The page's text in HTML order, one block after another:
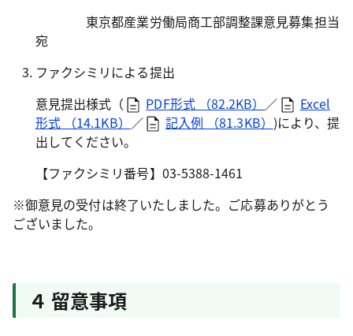
東京都産業労働局商工部調整課意見募集担当
宛
ファクシミリによる提出
意見提出様式（
PDF形式 （82.2KB） ／
Excel
形式 （14.1KB） ／ 記入例 （81.3KB） )により、提
出してください。
【ファクシミリ番号】03-5388-1461
※御意見の受付は終了いたしました。ご応募ありがとう
ございました。
４ 留意事項